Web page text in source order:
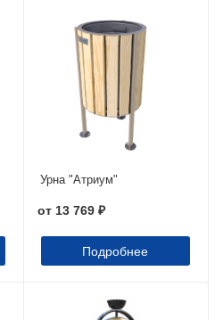
Урна "Атриум"
от 13 769 ₽
Подробнее